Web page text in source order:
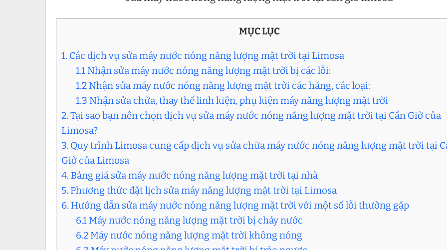
MỤC LỤC
1. Các dịch vụ sửa máy nước nóng năng lượng mặt trời tại Limosa
1.1 Nhận sửa máy nước nóng năng lượng mặt trời bị các lỗi:
1.2 Nhận sửa máy nước nóng năng lượng mặt trời các hãng, các loại:
1.3 Nhận sửa chữa, thay thế linh kiện, phụ kiện máy năng lượng mặt trời
2. Tại sao bạn nên chọn dịch vụ sửa máy nước nóng năng lượng mặt trời tại Cần Giờ của
Limosa?
3. Quy trình Limosa cung cấp dịch vụ sửa chữa máy nước nóng năng lượng mặt trời tại
Giờ của Limosa
4. Bảng giá sửa máy nước nóng năng lượng mặt trời tại nhà
5. Phương thức đặt lịch sửa máy năng lượng mặt trời tại Limosa
6. Hướng dẫn sửa máy nước nóng năng lượng mặt trời với một số lỗi thường gặp
6.1 Máy nước nóng năng lượng mặt trời bị chảy nước
6.2 Máy nước nóng năng lượng mặt trời không nóng